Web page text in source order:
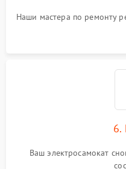
Наши мастера по ремонту
6.
Ваш электросамокат